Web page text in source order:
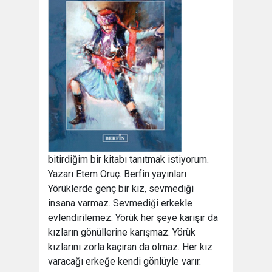
bitirdiğim bir kitabı tanıtmak istiyorum.
Yazarı Etem Oruç. Berfin yayınları
Yörüklerde genç bir kız, sevmediği
insana varmaz. Sevmediği erkekle
evlendirilemez. Yörük her şeye karışır da
kızların gönüllerine karışmaz. Yörük
kızlarını zorla kaçıran da olmaz. Her kız
varacağı erkeğe kendi gönlüyle varır.